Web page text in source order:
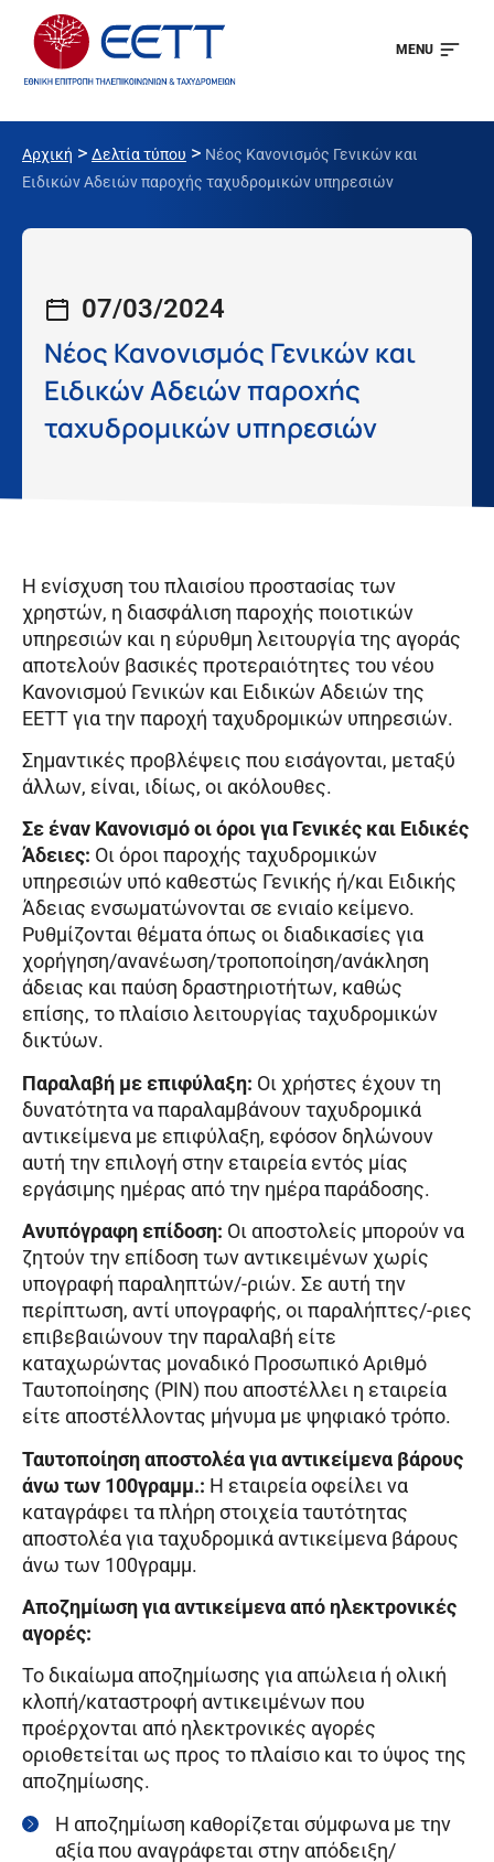
MENU
Αρχική > Δελτία τύπου > Νέος Κανονισμός Γενικών και
Ειδικών Αδειών παροχής ταχυδρομικών υπηρεσιών
07/03/2024
Νέος Κανονισμός Γενικών και
Ειδικών Αδειών παροχής
ταχυδρομικών υπηρεσιών
Η ενίσχυση του πλαισίου προστασίας των
χρηστών, η διασφάλιση παροχής ποιοτικών
υπηρεσιών και η εύρυθμη λειτουργία της αγοράς
αποτελούν βασικές προτεραιότητες του νέου
Κανονισμού Γενικών και Ειδικών Αδειών της
ΕΕΤΤ για την παροχή ταχυδρομικών υπηρεσιών.
Σημαντικές προβλέψεις που εισάγονται, μεταξύ
άλλων, είναι, ιδίως, οι ακόλουθες.
Σε έναν Κανονισμό οι όροι για Γενικές και Ειδικές
Άδειες: Οι όροι παροχής ταχυδρομικών
υπηρεσιών υπό καθεστώς Γενικής ή/και Ειδικής
Άδειας ενσωματώνονται σε ενιαίο κείμενο.
Ρυθμίζονται θέματα όπως οι διαδικασίες για
χορήγηση/ανανέωση/τροποποίηση/ανάκληση
άδειας και παύση δραστηριοτήτων, καθώς
επίσης, το πλαίσιο λειτουργίας ταχυδρομικών
δικτύων.
Παραλαβή με επιφύλαξη: Οι χρήστες έχουν τη
δυνατότητα να παραλαμβάνουν ταχυδρομικά
αντικείμενα με επιφύλαξη, εφόσον δηλώνουν
αυτή την επιλογή στην εταιρεία εντός μίας
εργάσιμης ημέρας από την ημέρα παράδοσης.
Ανυπόγραφη επίδοση: Οι αποστολείς μπορούν να
ζητούν την επίδοση των αντικειμένων χωρίς
υπογραφή παραληπτών/-ριών. Σε αυτή την
περίπτωση, αντί υπογραφής, οι παραλήπτες/-ριες
επιβεβαιώνουν την παραλαβή είτε
καταχωρώντας μοναδικό Προσωπικό Αριθμό
Ταυτοποίησης (PIN) που αποστέλλει η εταιρεία
είτε αποστέλλοντας μήνυμα με ψηφιακό τρόπο.
Ταυτοποίηση αποστολέα για αντικείμενα βάρους
άνω των 100γραμμ.: Η εταιρεία οφείλει να
καταγράφει τα πλήρη στοιχεία ταυτότητας
αποστολέα για ταχυδρομικά αντικείμενα βάρους
άνω των 100γραμμ.
Αποζημίωση για αντικείμενα από ηλεκτρονικές
αγορές:
Το δικαίωμα αποζημίωσης για απώλεια ή ολική
κλοπή/καταστροφή αντικειμένων που
προέρχονται από ηλεκτρονικές αγορές
οριοθετείται ως προς το πλαίσιο και το ύψος της
αποζημίωσης.
Η αποζημίωση καθορίζεται σύμφωνα με την
αξία που αναγράφεται στην απόδειξη/